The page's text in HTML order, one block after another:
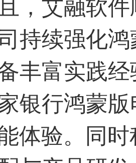
持续强化
丰富实践
银行鸿蒙
体验。同